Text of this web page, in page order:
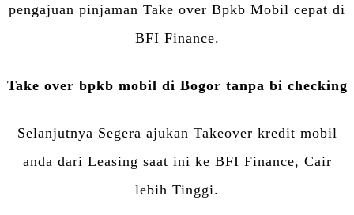
pengajuan pinjaman Take over Bpkb Mobil cepat di
BFI Finance.
Take over bpkb mobil di Bogor tanpa bi checking
Selanjutnya Segera ajukan Takeover kredit mobil
anda dari Leasing saat ini ke BFI Finance, Cair
lebih Tinggi.